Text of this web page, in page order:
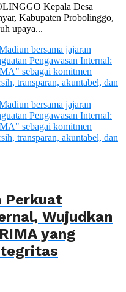
Kepala Desa
Kabupaten Probolinggo,
upaya...
Perkuat
Wujudkan
yang